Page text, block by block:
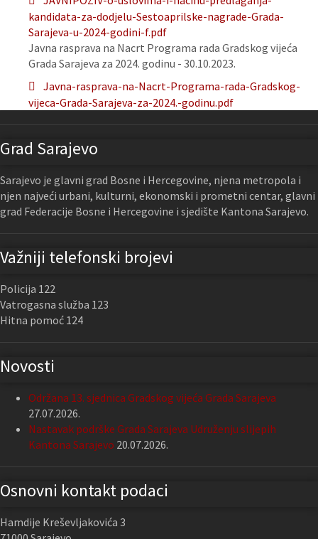
kandidata-za-dodjelu-Sestoaprilske-nagrade-Grada-
Sarajeva-u-2024-godini-f.pdf
Javna rasprava na Nacrt Programa rada Gradskog vijeća
Grada Sarajeva za 2024. godinu - 30.10.2023.
Javna-rasprava-na-Nacrt-Programa-rada-Gradskog-
vijeca-Grada-Sarajeva-za-2024.-godinu.pdf
Grad Sarajevo
Sarajevo je glavni grad Bosne i Hercegovine, njena metropola i
njen najveći urbani, kulturni, ekonomski i prometni centar, glavni
grad Federacije Bosne i Hercegovine i sjedište Kantona Sarajevo.
Važniji telefonski brojevi
Policija 122
Vatrogasna služba 123
Hitna pomoć 124
Novosti
Održana 13. sjednica Gradskog vijeća Grada Sarajeva
27.07.2026.
Nastavak podrške Grada Sarajeva Udruženju slijepih
Kantona Sarajevo 20.07.2026.
Osnovni kontakt podaci
Hamdije Kreševljakovića 3